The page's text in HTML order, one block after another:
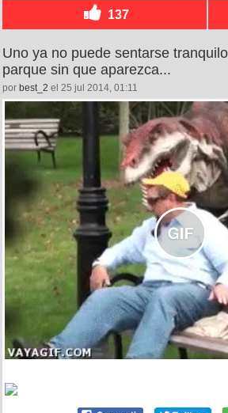
137
Uno ya no puede sentarse
parque sin que aparezca...
por best_2 el 25 jul 2014, 01:11